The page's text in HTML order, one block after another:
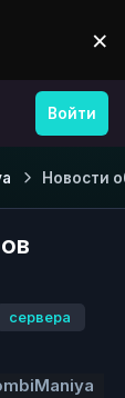
×
Войти
Новости
сервера